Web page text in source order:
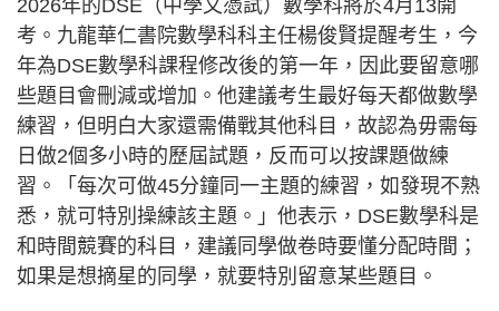
2026年的DSE（中學文憑試）數學科將於4月13開
考。九龍華仁書院數學科科主任楊俊賢提醒考生，今
年為DSE數學科課程修改後的第一年，因此要留意哪
些題目會刪減或增加。他建議考生最好每天都做數學
練習，但明白大家還需備戰其他科目，故認為毋需每
日做2個多小時的歷屆試題，反而可以按課題做練
習。「每次可做45分鐘同一主題的練習，如發現不熟
悉，就可特別操練該主題。」他表示，DSE數學科是
和時間競賽的科目，建議同學做卷時要懂分配時間；
如果是想摘星的同學，就要特別留意某些題目。